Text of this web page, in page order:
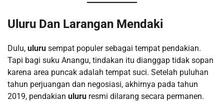
Uluru Dan Larangan Mendaki
Dulu, uluru sempat populer sebagai tempat pendakian.
Tapi bagi suku Anangu, tindakan itu dianggap tidak sopan
karena area puncak adalah tempat suci. Setelah puluhan
tahun perjuangan dan negosiasi, akhirnya pada tahun
2019, pendakian uluru resmi dilarang secara permanen.